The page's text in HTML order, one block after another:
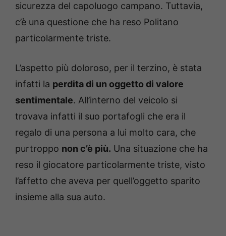
sicurezza del capoluogo campano. Tuttavia,
c’è una questione che ha reso Politano
particolarmente triste.
L’aspetto più doloroso, per il terzino, è stata
infatti la perdita di un oggetto di valore
sentimentale. All’interno del veicolo si
trovava infatti il suo portafogli che era il
regalo di una persona a lui molto cara, che
purtroppo non c’è più. Una situazione che ha
reso il giocatore particolarmente triste, visto
l’affetto che aveva per quell’oggetto sparito
insieme alla sua auto.